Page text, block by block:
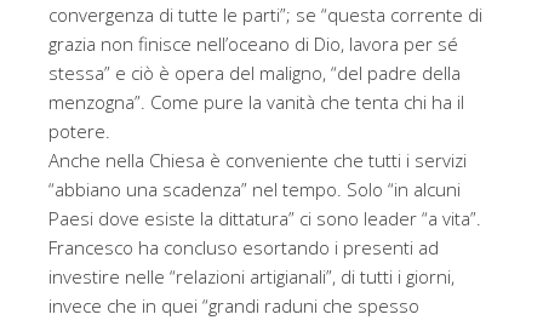
convergenza di tutte le parti”; se “questa corrente di
grazia non finisce nell’oceano di Dio, lavora per sé
stessa” e ciò è opera del maligno, “del padre della
menzogna”. Come pure la vanità che tenta chi ha il
potere.
Anche nella Chiesa è conveniente che tutti i servizi
“abbiano una scadenza” nel tempo. Solo “in alcuni
Paesi dove esiste la dittatura” ci sono leader “a vita”.
Francesco ha concluso esortando i presenti ad
investire nelle “relazioni artigianali”, di tutti i giorni,
invece che in quei “grandi raduni che spesso